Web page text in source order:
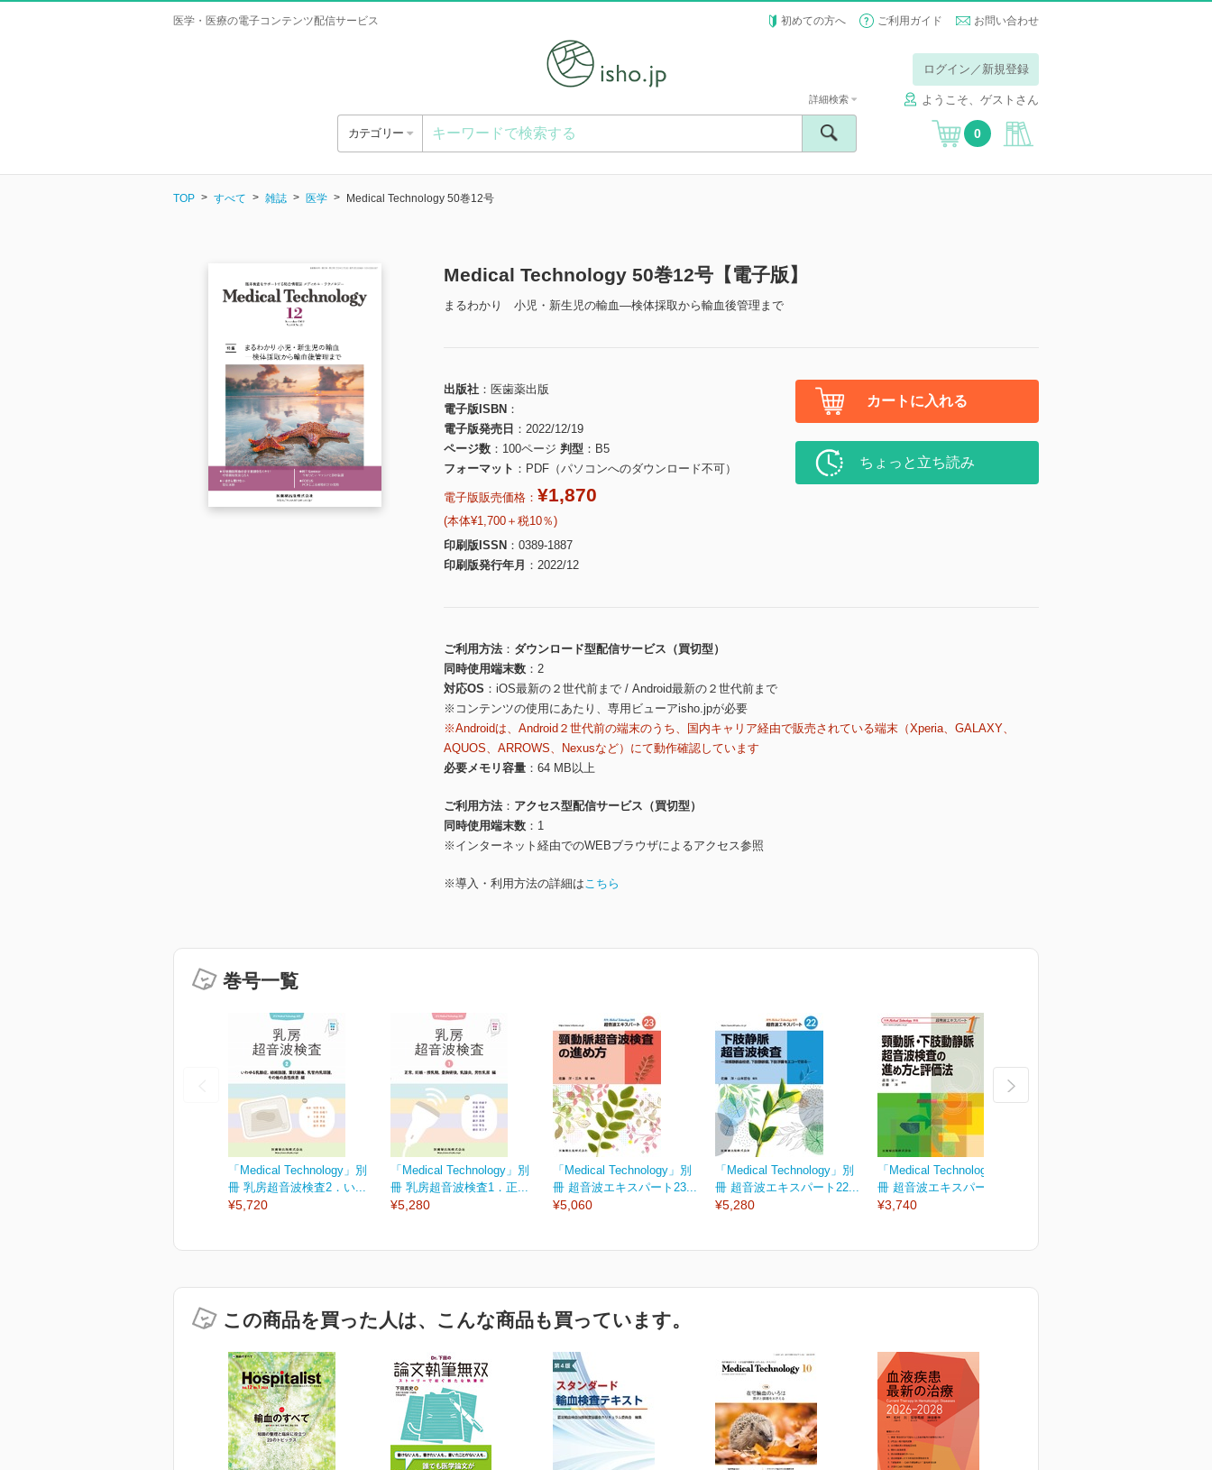
医学・医療の電子コンテンツ配信サービス 初めての方へ ご利用ガイド お問い合わせ
ログイン／新規登録
ようこそ、ゲストさん
カテゴリー
詳細検索
0
TOP すべて 雑誌 医学 Medical Technology 50巻12号
Medical Technology 50巻12号【電子版】
まるわかり 小児・新生児の輸血―検体採取から輸血後管理まで
出版社
医歯薬出版
電子版ISBN
電子版発売日
2022/12/19
ページ数
100ページ 判型
B5
フォーマット
PDF（パソコンへのダウンロード不可）
電子版販売価格： ¥1,870
(本体¥1,700＋税10％)
印刷版ISSN
0389-1887
印刷版発行年月
2022/12
カートに入れる
ちょっと立ち読み
ご利用方法
ダウンロード型配信サービス（買切型）
同時使用端末数
2
対応OS
iOS最新の２世代前まで / Android最新の２世代前まで
※コンテンツの使用にあたり、専用ビューアisho.jpが必要
※Androidは、Android２世代前の端末のうち、国内キャリア経由で販売されている端末（Xperia、GALAXY、
AQUOS、ARROWS、Nexusなど）にて動作確認しています
必要メモリ容量
64 MB以上
ご利用方法
アクセス型配信サービス（買切型）
同時使用端末数
1
※インターネット経由でのWEBブラウザによるアクセス参照
※導入・利用方法の詳細はこちら
巻号一覧
「Medical Technology」別
冊 乳房超音波検査2．い...
¥5,720
「Medical Technology」別
冊 乳房超音波検査1．正...
¥5,280
「Medical Technology」別
冊 超音波エキスパート23...
¥5,060
「Medical Technology」別
冊 超音波エキスパート22...
¥5,280
「Medical Technology」別
冊 超音波エキスパート1...
¥3,740
この商品を買った人は、こんな商品も買っています。